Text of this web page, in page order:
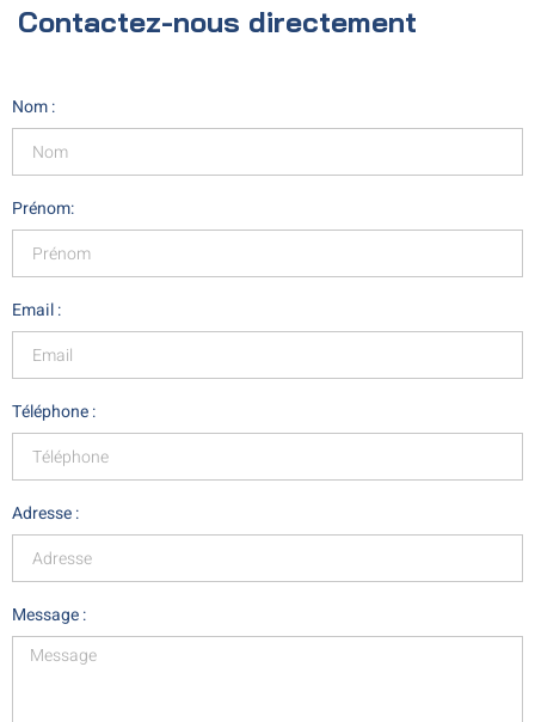
Contactez-nous directement
Nom :
Prénom:
Email :
Téléphone :
Adresse :
Message :